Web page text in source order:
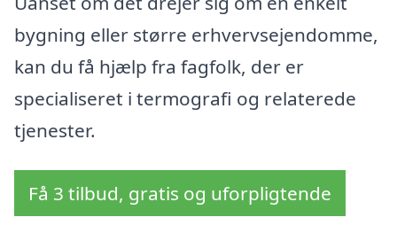
bygning eller større erhvervsejendomme,
kan du få hjælp fra fagfolk, der er
specialiseret i termografi og relaterede
tjenester.
Få 3 tilbud, gratis og uforpligtende